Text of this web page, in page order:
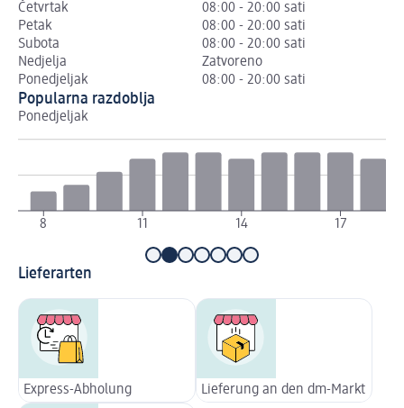
Četvrtak
08:00 - 20:00 sati
Petak
08:00 - 20:00 sati
Subota
08:00 - 20:00 sati
Nedjelja
Zatvoreno
Ponedjeljak
08:00 - 20:00 sati
Popularna razdoblja
Ponedjeljak
8 11 14 17
Lieferarten
Express-Abholung Lieferung an den dm-Markt